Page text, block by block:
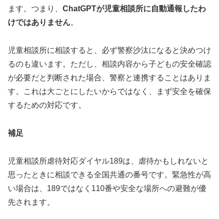
ます。つまり、 ChatGPTが児童相談所に自動通報したわ
けではありません。
児童相談所に相談すると、必ず警察沙汰になると決めつけ
るのも違います。ただし、相談内容から子どもの安全確認
が必要だと判断された場合、警察と連携することはありま
す。これは大ごとにしたいからではなく、まず安全を確保
するための対応です。
補足
児童相談所虐待対応ダイヤル189は、虐待かもしれないと
思ったときに相談できる全国共通の番号です。緊急性が高
い場合は、189ではなく110番や安全な場所への避難が優
先されます。